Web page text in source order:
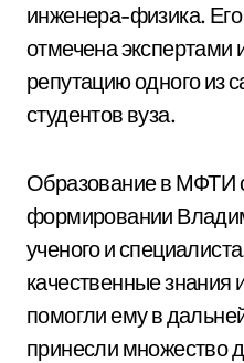
инженера-физика.
отмечена экспертами
репутацию одного из
студентов вуза.
Образование в МФТИ
формировании
ученого и
качественные знания
помогли ему в
принесли множество